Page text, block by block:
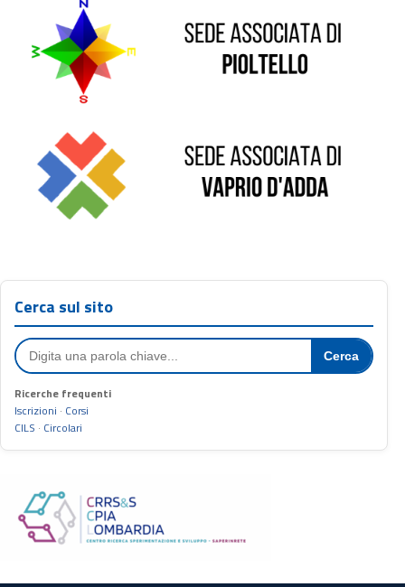
Sede di Vaprio D'Adda
Cerca sul sito
Cerca
Ricerche frequenti
Iscrizioni · Corsi
CILS · Circolari